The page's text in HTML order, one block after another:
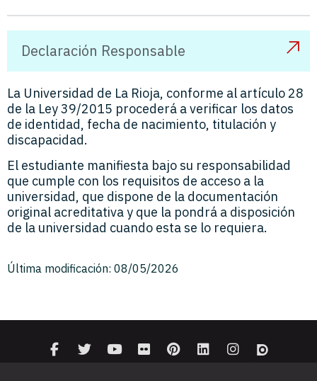
Declaración Responsable
La Universidad de La Rioja, conforme al artículo 28
de la Ley 39/2015 procederá a verificar los datos
de identidad, fecha de nacimiento, titulación y
discapacidad.
El estudiante manifiesta bajo su responsabilidad
que cumple con los requisitos de acceso a la
universidad, que dispone de la documentación
original acreditativa y que la pondrá a disposición
de la universidad cuando esta se lo requiera.
Última modificación: 08/05/2026